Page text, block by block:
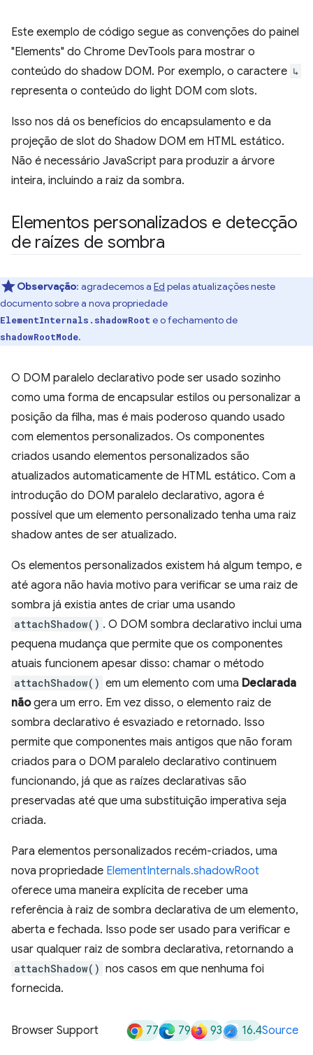
Este exemplo de código segue as convenções do painel
"Elements" do Chrome DevTools para mostrar o
conteúdo do shadow DOM. Por exemplo, o caractere ↳
representa o conteúdo do light DOM com slots.
Isso nos dá os benefícios do encapsulamento e da
projeção de slot do Shadow DOM em HTML estático.
Não é necessário JavaScript para produzir a árvore
inteira, incluindo a raiz da sombra.
Elementos personalizados e detecção
de raízes de sombra
Observação: agradecemos a Ed pelas atualizações neste
documento sobre a nova propriedade
ElementInternals.shadowRoot e o fechamento de
shadowRootMode.
O DOM paralelo declarativo pode ser usado sozinho
como uma forma de encapsular estilos ou personalizar a
posição da filha, mas é mais poderoso quando usado
com elementos personalizados. Os componentes
criados usando elementos personalizados são
atualizados automaticamente de HTML estático. Com a
introdução do DOM paralelo declarativo, agora é
possível que um elemento personalizado tenha uma raiz
shadow antes de ser atualizado.
Os elementos personalizados existem há algum tempo, e
até agora não havia motivo para verificar se uma raiz de
sombra já existia antes de criar uma usando
attachShadow() . O DOM sombra declarativo inclui uma
pequena mudança que permite que os componentes
atuais funcionem apesar disso: chamar o método
attachShadow() em um elemento com uma Declarada
nãogera um erro. Em vez disso, o elemento raiz de
sombra declarativo é esvaziado e retornado. Isso
permite que componentes mais antigos que não foram
criados para o DOM paralelo declarativo continuem
funcionando, já que as raízes declarativas são
preservadas até que uma substituição imperativa seja
criada.
Para elementos personalizados recém-criados, uma
nova propriedade ElementInternals.shadowRoot
oferece uma maneira explícita de receber uma
referência à raiz de sombra declarativa de um elemento,
aberta e fechada. Isso pode ser usado para verificar e
usar qualquer raiz de sombra declarativa, retornando a
attachShadow() nos casos em que nenhuma foi
fornecida.
Browser Support 77 79 93 16.4Source